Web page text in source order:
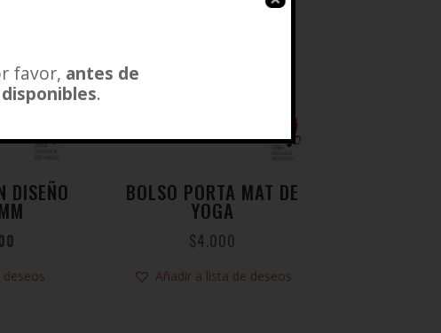
DISEÑO BOLSO PORTA MAT DE
YOGA
$4.000
Añadir a lista de deseos
favor, antes de
.